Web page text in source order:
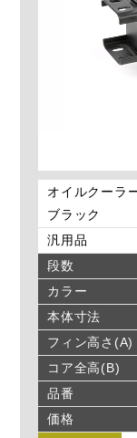
オイルクーラ
ブラック
汎用品
段数
カラー
本体寸法
フィン高さ(A)
コア全高(B)
品番
価格